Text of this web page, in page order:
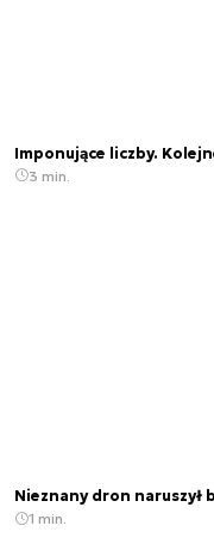
Imponujące liczby.
3 min.
Nieznany dron naruszył
1 min.